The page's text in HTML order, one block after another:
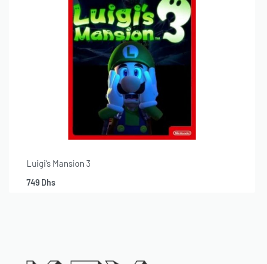
Luigi’s Mansion 3
749 Dhs